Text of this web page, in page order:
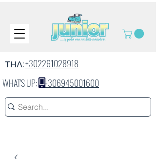
ΤΗΛ:+302261028918
WHAT'S UP:+306945001600